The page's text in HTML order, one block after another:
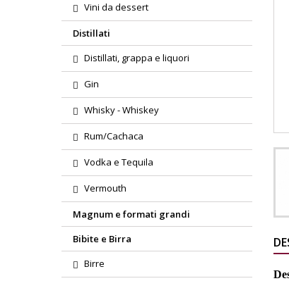
Vini da dessert
Distillati
Distillati, grappa e liquori
Gin
Whisky - Whiskey
Rum/Cachaca
Vodka e Tequila
Vermouth
Magnum e formati grandi
Bibite e Birra
Birre